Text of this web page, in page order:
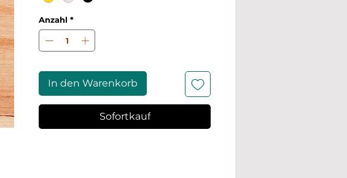
Anzahl *
In den Warenkorb
Sofortkauf